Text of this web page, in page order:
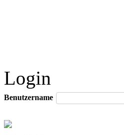
Login
Benutzername